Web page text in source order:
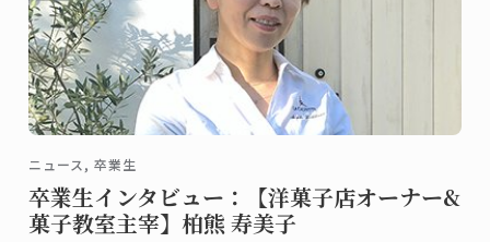
ニュース, 卒業生
卒業生インタビュー：【洋菓子店オーナー&
菓子教室主宰】柏熊 寿美子